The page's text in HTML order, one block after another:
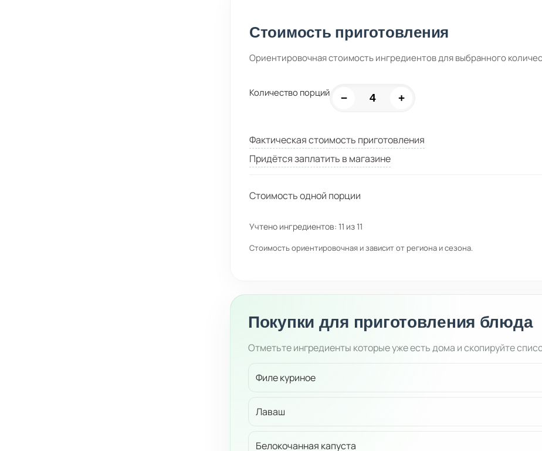
Стоимость приготовления
Ориентировочная стоимость ингредиентов для выбранного
Количество порций − +
Фактическая стоимость приготовления
Придётся заплатить в магазине
Стоимость одной порции
Учтено ингредиентов: 11 из11
Стоимость ориентировочная и зависит от региона и сезона.
Покупки для приготовления блюда
Отметьте ингредиенты которые уже есть дома и скопируйте
Филе куриное
Лаваш
Белокочанная капуста